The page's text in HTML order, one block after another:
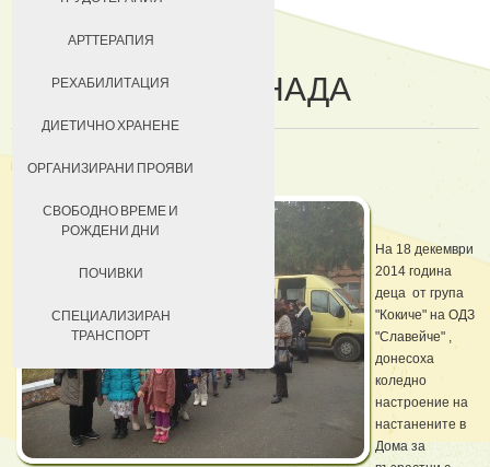
ДОБРОВОЛЦИ
ЗА КЮСТЕНДИЛ
НАСТАНЯВАНЕ
УСЛОВИЯ ЗА ПРЕБИВАВАНЕ
ТАКСИ ЗА ПРЕБИВАВАНЕ
АРТТЕРАПИЯ
РЕХАБИЛИТАЦИЯ
ДИЕТИЧНО ХРАНЕНЕ
ОРГАНИЗИРАНИ ПРОЯВИ
СВОБОДНО ВРЕМЕ И
РОЖДЕНИ ДНИ
ПОЧИВКИ
СПЕЦИАЛИЗИРАН
ТРАНСПОРТ
КОЛЕДНА ИЗНЕНАДА
in Доброволци
На 18 декември
2014 година
деца от група
"Кокиче" на ОДЗ
"Славейче" ,
донесоха
коледно
настроение на
настанените в
Дома за